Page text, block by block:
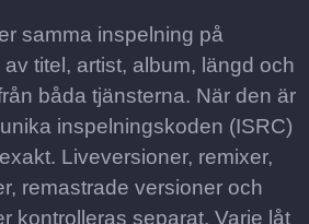
samma inspelning på
titel, artist, album, längd och
båda tjänsterna. När den är
inspelningskoden (ISRC)
Liveversioner, remixer,
remastrade versioner och
kontrolleras separat. Varje låt